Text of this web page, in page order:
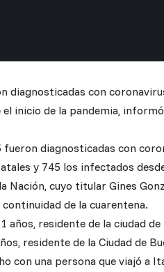
diagnosticadas con
inicio de la pandemia,
diagnosticadas con
y 745 los infectados
cuyo titular Gines
de la cuarentena.
años, residente de la ciudad
residente de la Ciudad de
con una persona que viajó a